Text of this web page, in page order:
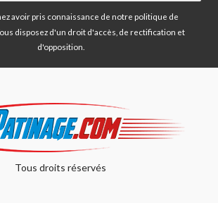
avoir pris connaissance de notre politique de
disposez d'un droit d'accès, de rectification et
d'opposition.
Tous droits réservés